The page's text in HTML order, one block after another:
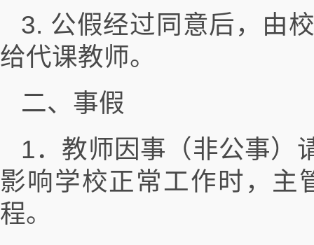
3. 公假经过同意后，由
给代课教师。
二、事假
1．教师因事（非公事）
影响学校正常工作时，主
程。